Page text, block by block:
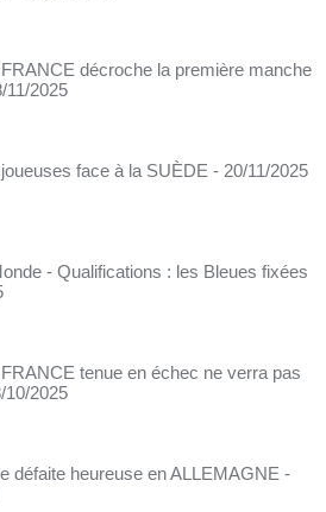
décroche la première manche
11/2025
face à la SUÈDE - 20/11/2025
- Qualifications : les Bleues fixées
tenue en échec ne verra pas
10/2025
défaite heureuse en ALLEMAGNE -